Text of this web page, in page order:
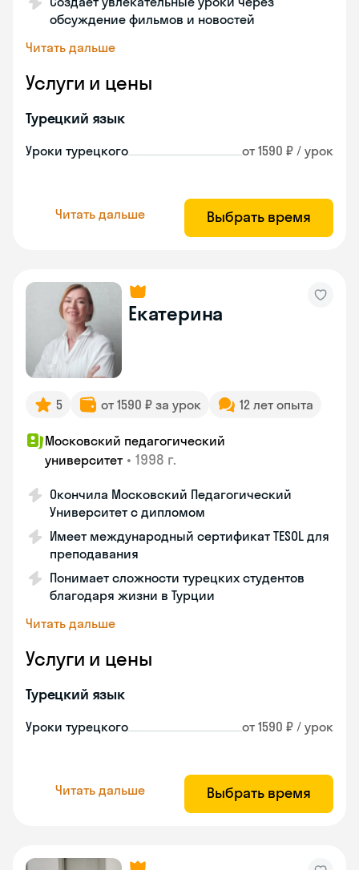
обсуждение фильмов и новостей
Читать дальше
Услуги и цены
Турецкий язык
Уроки турецкого от 1590 ₽ / урок
Читать дальше Выбрать время
Екатерина
5 от 1590 ₽ за урок 12 лет опыта
Московский педагогический
университет • 1998 г.
Окончила Московский Педагогический
Университет с дипломом
Имеет международный сертификат TESOL для
преподавания
Понимает сложности турецких студентов
благодаря жизни в Турции
Читать дальше
Услуги и цены
Турецкий язык
Уроки турецкого от 1590 ₽ / урок
Читать дальше Выбрать время